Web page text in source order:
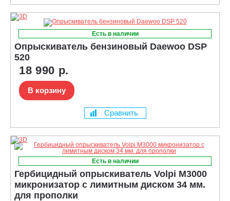
Есть в наличии
Опрыскиватель бензиновый Daewoo DSP
520
18 990 р.
В корзину
Сравнить
Есть в наличии
Гербицидный опрыскиватель Volpi M3000
микронизатор с лимитным диском 34 мм.
для прополки